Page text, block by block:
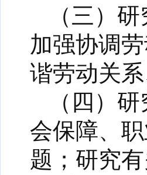
（三）
加强协调
谐劳动关
（四）
会保障、
题；研究